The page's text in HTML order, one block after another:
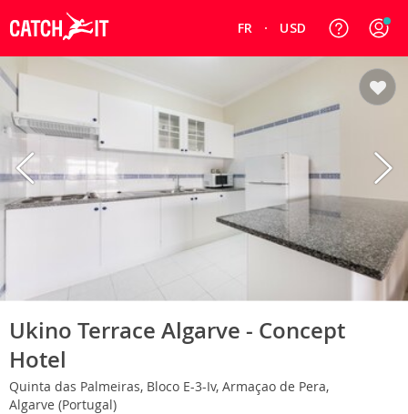
FR USD
Ukino Terrace Algarve - Concept
Hotel
Quinta das Palmeiras, Bloco E-3-Iv, Armaçao de Pera,
Algarve (Portugal)